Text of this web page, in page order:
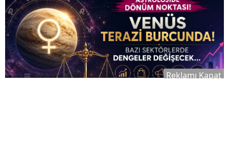
Reklamı Kapat